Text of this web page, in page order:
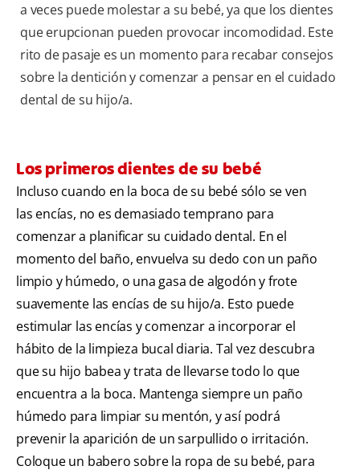
a veces puede molestar a su bebé, ya que los dientes
que erupcionan pueden provocar incomodidad. Este
rito de pasaje es un momento para recabar consejos
sobre la dentición y comenzar a pensar en el cuidado
dental de su hijo/a.
Los primeros dientes de su bebé
Incluso cuando en la boca de su bebé sólo se ven
las encías, no es demasiado temprano para
comenzar a planificar su cuidado dental. En el
momento del baño, envuelva su dedo con un paño
limpio y húmedo, o una gasa de algodón y frote
suavemente las encías de su hijo/a. Esto puede
estimular las encías y comenzar a incorporar el
hábito de la limpieza bucal diaria. Tal vez descubra
que su hijo babea y trata de llevarse todo lo que
encuentra a la boca. Mantenga siempre un paño
húmedo para limpiar su mentón, y así podrá
prevenir la aparición de un sarpullido o irritación.
Coloque un babero sobre la ropa de su bebé, para